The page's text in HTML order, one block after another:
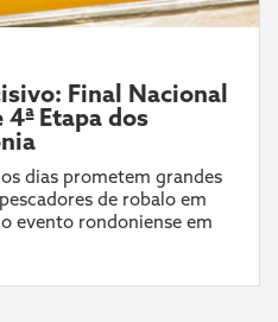
Final Nacional
Etapa dos
dias prometem grandes
de robalo em
evento rondoniense em